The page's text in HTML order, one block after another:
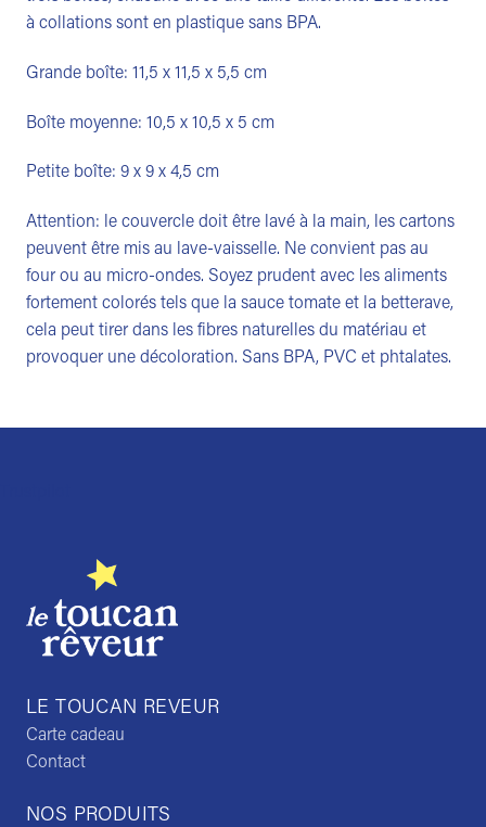
à collations sont en plastique sans BPA.
Grande boîte: 11,5 x 11,5 x 5,5 cm
Boîte moyenne: 10,5 x 10,5 x 5 cm
Petite boîte: 9 x 9 x 4,5 cm
Attention: le couvercle doit être lavé à la main, les cartons
peuvent être mis au lave-vaisselle. Ne convient pas au
four ou au micro-ondes. Soyez prudent avec les aliments
fortement colorés tels que la sauce tomate et la betterave,
cela peut tirer dans les fibres naturelles du matériau et
provoquer une décoloration. Sans BPA, PVC et phtalates.
NOS PRODUITS
LE TOUCAN REVEUR
Carte cadeau
Contact